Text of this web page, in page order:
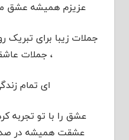
عزیزم همیشه عشق
جملات زیبا برای تبریک
، جملات
ای تمام
عشق را با تو تجربه
عشقت همیشه در